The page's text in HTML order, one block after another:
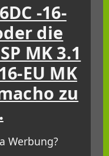
-16-
die
MK 3.1
EU MK
zu
Werbung?